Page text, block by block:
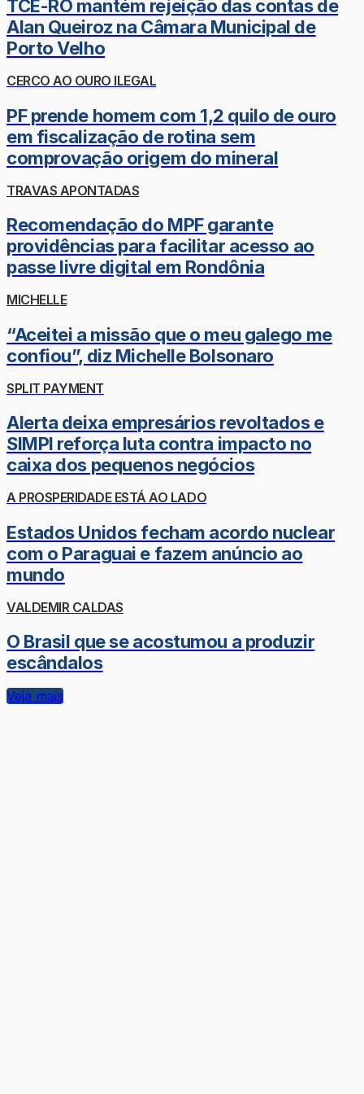
TCE-RO mantém rejeição das contas de
Alan Queiroz na Câmara Municipal de
Porto Velho
CERCO AO OURO ILEGAL
PF prende homem com 1,2 quilo de ouro
em fiscalização de rotina sem
comprovação origem do mineral
TRAVAS APONTADAS
Recomendação do MPF garante
providências para facilitar acesso ao
passe livre digital em Rondônia
MICHELLE
“Aceitei a missão que o meu galego me
confiou”, diz Michelle Bolsonaro
SPLIT PAYMENT
Alerta deixa empresários revoltados e
SIMPI reforça luta contra impacto no
caixa dos pequenos negócios
A PROSPERIDADE ESTÁ AO LADO
Estados Unidos fecham acordo nuclear
com o Paraguai e fazem anúncio ao
mundo
VALDEMIR CALDAS
O Brasil que se acostumou a produzir
escândalos
Veja mais